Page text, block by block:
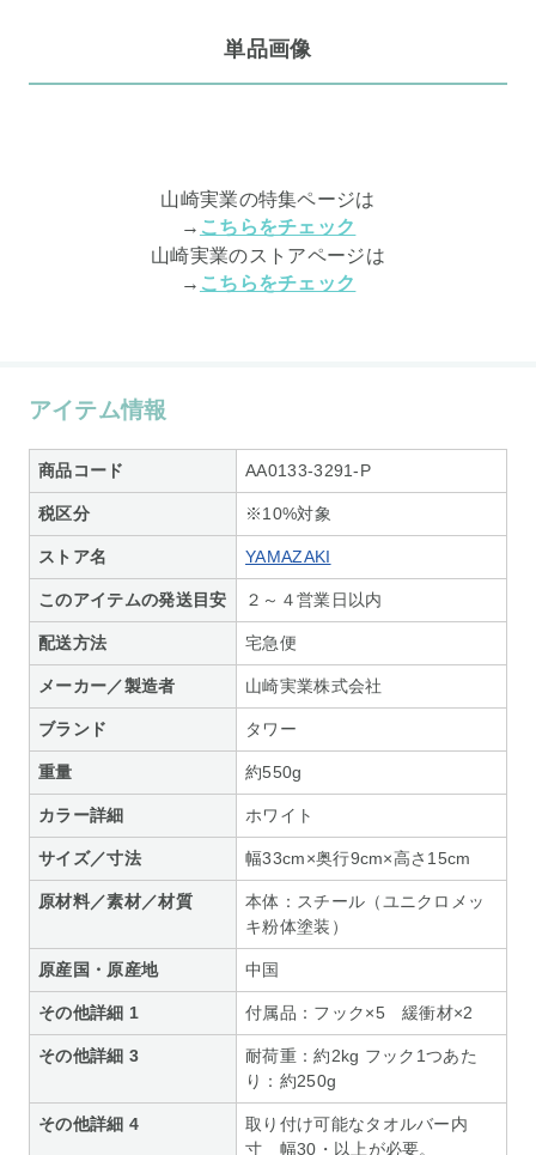
単品画像
山崎実業の特集ページは
→ こちらをチェック
山崎実業のストアページは
→ こちらをチェック
アイテム情報
商品コード AA0133-3291-P
税区分 ※10%対象
ストア名 YAMAZAKI
このアイテムの発送目安 ２～４営業日以内
配送方法 宅急便
メーカー／製造者 山崎実業株式会社
ブランド タワー
重量 約550g
カラー詳細 ホワイト
サイズ／寸法 幅33cm×奥行9cm×高さ15cm
原材料／素材／材質
本体：スチール（ユニクロメッ
キ粉体塗装）
原産国・原産地 中国
その他詳細 1 付属品：フック×5 緩衝材×2
その他詳細 3
耐荷重：約2kg フック1つあた
り：約250g
その他詳細 4
取り付け可能なタオルバー内
寸 幅30・以上が必要。